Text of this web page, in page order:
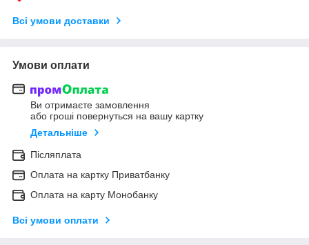
Всі умови доставки
Умови оплати
Ви отримаєте замовлення
або гроші повернуться на вашу картку
Детальніше
Післяплата
Оплата на картку Приватбанку
Оплата на карту Монобанку
Всі умови оплати